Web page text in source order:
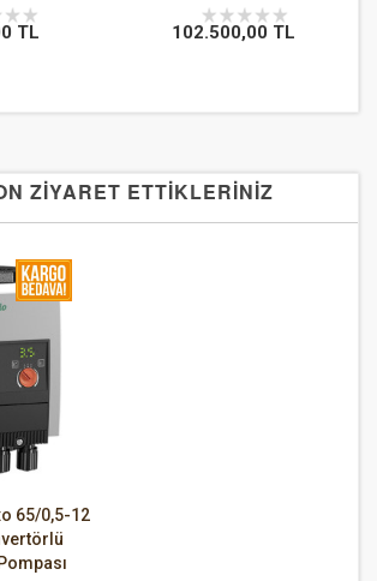
TL 102.500,00 TL
ZİYARET ETTİKLERİNİZ
65/0,5-12